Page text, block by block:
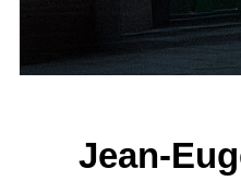
Jean-